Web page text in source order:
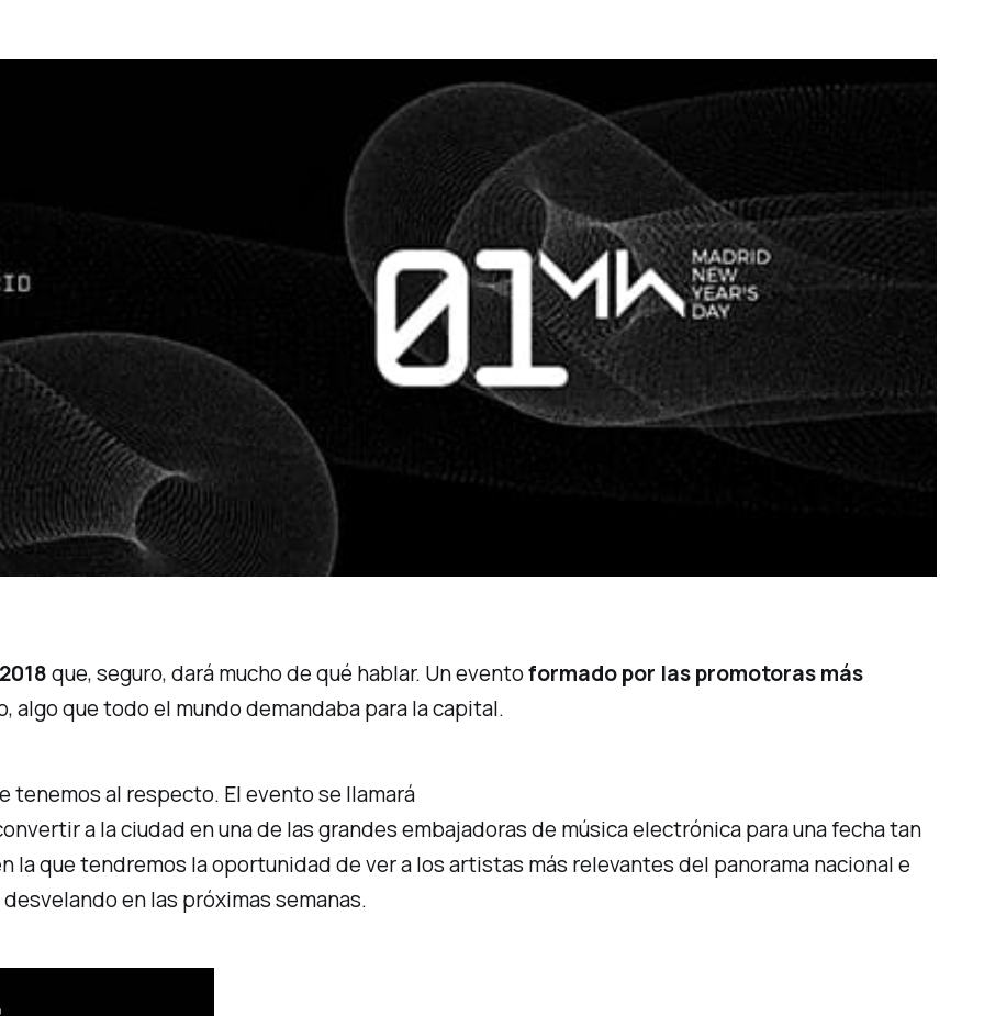
que, seguro, dará mucho de qué hablar. Un eventoformado por las promotoras más
algo que todo el mundo demandaba para la capital.
tenemos al respecto. El evento se llamará
a la ciudad en una de las grandes embajadoras de música electrónica para una fecha tan
la que tendremos la oportunidad de ver a los artistas más relevantes del panorama nacional e
en las próximas semanas.